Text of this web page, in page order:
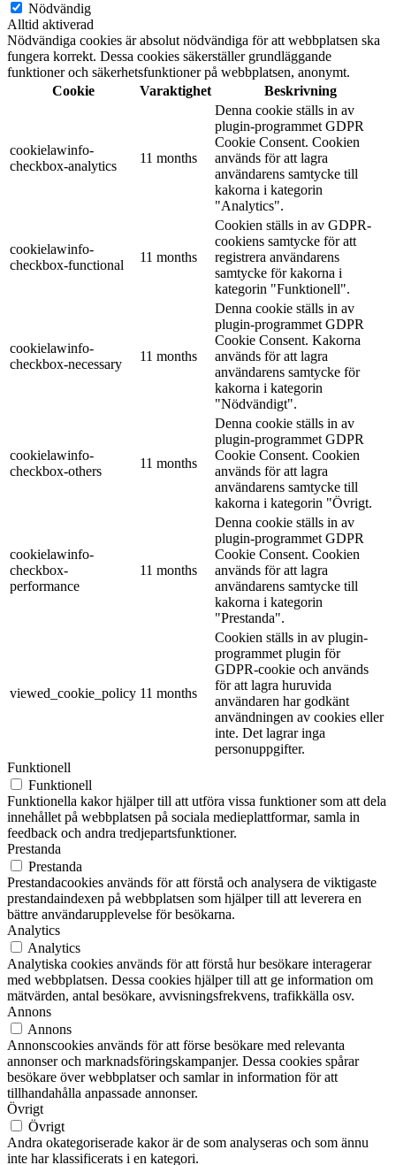
Nödvändig
Alltid aktiverad
Nödvändiga cookies är absolut nödvändiga för att webbplatsen ska
fungera korrekt. Dessa cookies säkerställer grundläggande
funktioner och säkerhetsfunktioner på webbplatsen, anonymt.
Cookie
Varaktighet Beskrivning
cookielawinfo-
checkbox-analytics
11 months
Denna cookie ställs in av
plugin-programmet GDPR
Cookie Consent. Cookien
används för att lagra
användarens samtycke till
kakorna i kategorin
"Analytics".
cookielawinfo-
checkbox-functional
11 months
Cookien ställs in av GDPR-
cookiens samtycke för att
registrera användarens
samtycke för kakorna i
kategorin "Funktionell".
cookielawinfo-
checkbox-necessary
11 months
Denna cookie ställs in av
plugin-programmet GDPR
Cookie Consent. Kakorna
används för att lagra
användarens samtycke för
kakorna i kategorin
"Nödvändigt".
cookielawinfo-
checkbox-others
11 months
Denna cookie ställs in av
plugin-programmet GDPR
Cookie Consent. Cookien
används för att lagra
användarens samtycke till
kakorna i kategorin "Övrigt.
cookielawinfo-
checkbox-
performance
11 months
Denna cookie ställs in av
plugin-programmet GDPR
Cookie Consent. Cookien
används för att lagra
användarens samtycke till
kakorna i kategorin
"Prestanda".
viewed_cookie_policy 11 months
Cookien ställs in av plugin-
programmet plugin för
GDPR-cookie och används
för att lagra huruvida
användaren har godkänt
användningen av cookies eller
inte. Det lagrar inga
personuppgifter.
Funktionell
Funktionell
Funktionella kakor hjälper till att utföra vissa funktioner som att dela
innehållet på webbplatsen på sociala medieplattformar, samla in
feedback och andra tredjepartsfunktioner.
Prestanda
Prestanda
Prestandacookies används för att förstå och analysera de viktigaste
prestandaindexen på webbplatsen som hjälper till att leverera en
bättre användarupplevelse för besökarna.
Analytics
Analytics
Analytiska cookies används för att förstå hur besökare interagerar
med webbplatsen. Dessa cookies hjälper till att ge information om
mätvärden, antal besökare, avvisningsfrekvens, trafikkälla osv.
Annons
Annons
Annonscookies används för att förse besökare med relevanta
annonser och marknadsföringskampanjer. Dessa cookies spårar
besökare över webbplatser och samlar in information för att
tillhandahålla anpassade annonser.
Övrigt
Övrigt
Andra okategoriserade kakor är de som analyseras och som ännu
inte har klassificerats i en kategori.